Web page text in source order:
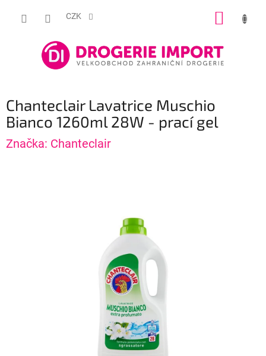
CZK
Chanteclair Lavatrice Muschio
Bianco 1260ml 28W - prací gel
Značka: Chanteclair